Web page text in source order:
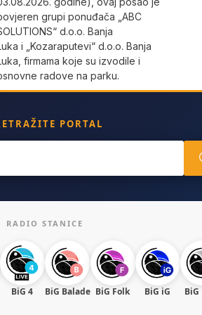
grupi ponuđača „ABC
d.o.o. Banja
i „Kozaraputevi“ d.o.o. Banja
firmama koje su izvodile i
radove na parku.
PORTAL
RADIO STANICE
BiG 4 BiG Balade BiG Folk BiG iG BiG